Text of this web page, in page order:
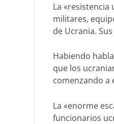
La
militares,
de Ucrania.
Habiendo
que los
comenzando a
La «enorme
funcionarios